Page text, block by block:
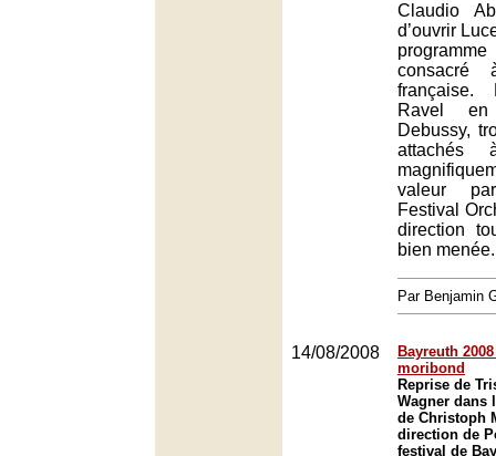
Claudio
d’ouvrir
consacré
Ravel
Debussy,
attachés
valeur
Festival
direction
bien menée.
Par Benjamin
14/08/2008
Bayreuth
moribond
Reprise de
Wagner dans
de Christoph
direction de
festival de